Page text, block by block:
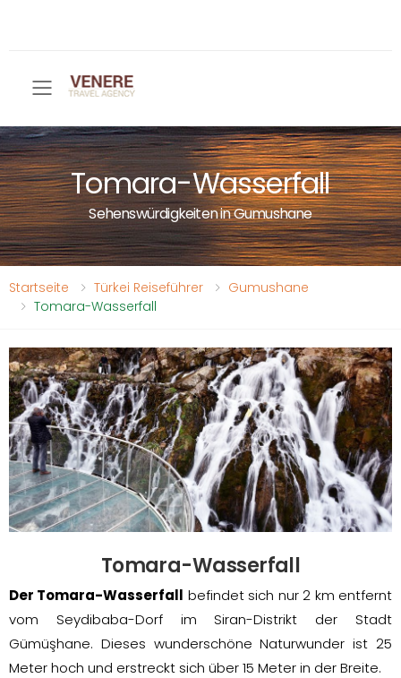
Toggle mobile menu
Tomara-Wasserfall
Sehenswürdigkeiten in Gumushane
Startseite Türkei Reiseführer
Gumushane
Tomara-Wasserfall
Tomara-Wasserfall
Der Tomara-Wasserfall befindet sich nur 2 km entfernt
vom Seydibaba-Dorf im Siran-Distrikt der Stadt
Gümüşhane. Dieses wunderschöne Naturwunder ist 25
Meter hoch und erstreckt sich über 15 Meter in der Breite.